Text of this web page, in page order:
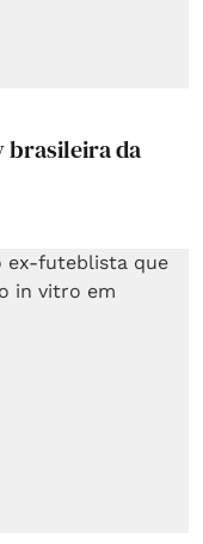
brasileira da